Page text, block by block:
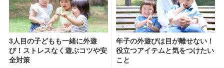
3人目の子どもも一緒に外遊
び！ストレスなく遊ぶコツや安
全対策
年子の外遊びは目が離せない！
役立つアイテムと気をつけたい
こと